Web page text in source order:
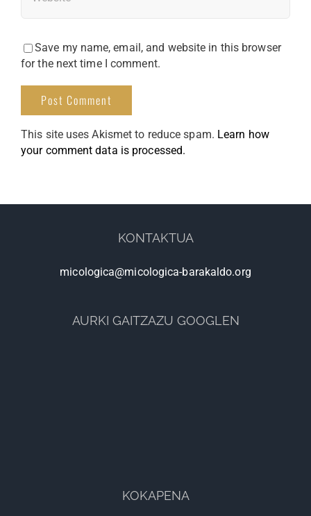
Save my name, email, and website in this browser
for the next time I comment.
This site uses Akismet to reduce spam. Learn how
your comment data is processed.
KONTAKTUA
micologica@micologica-barakaldo.org
AURKI GAITZAZU GOOGLEN
KOKAPENA